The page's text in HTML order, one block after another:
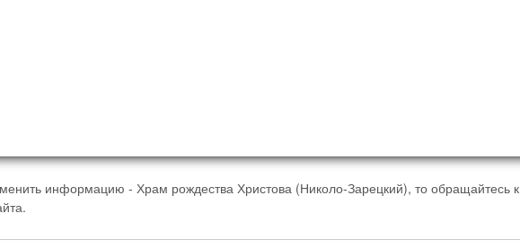
информацию - Храм рождества Христова (Николо-Зарецкий), то обращайтесь к